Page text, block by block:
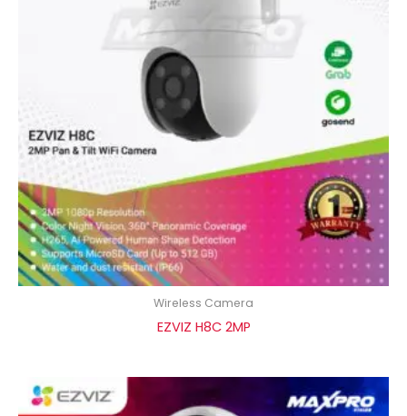
Wireless Camera
EZVIZ H8C 2MP